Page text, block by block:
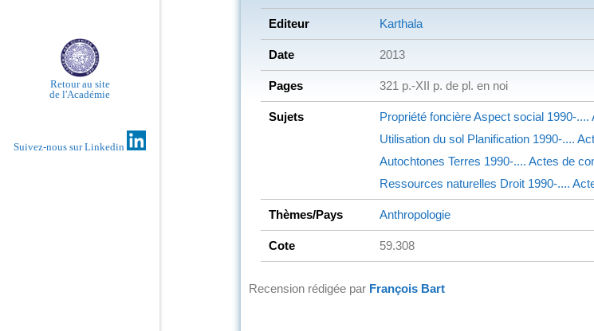
Retour au site
de l'Académie
Suivez-nous sur Linkedin
Editeur Karthala
Date 2013
Pages 321 p.-XII p. de pl. en noi
Sujets Propriété foncièreAspect social 1990-....
Utilisation du sol Planification 1990-....
Autochtones Terres 1990-.... Actes de
Ressources naturelles Droit 1990-....
Thèmes/Pays Anthropologie
Cote 59.308
Recension rédigée par François Bart